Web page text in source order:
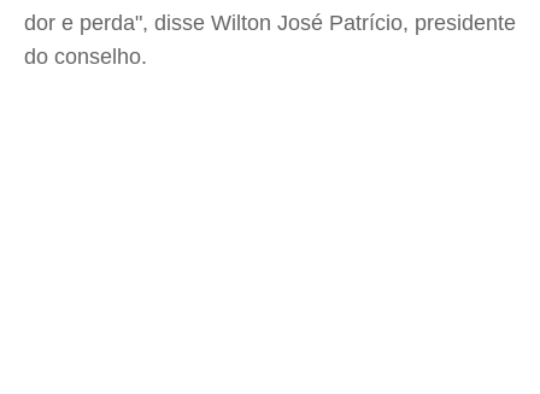
dor e perda", disse Wilton José Patrício, presidente
do conselho.